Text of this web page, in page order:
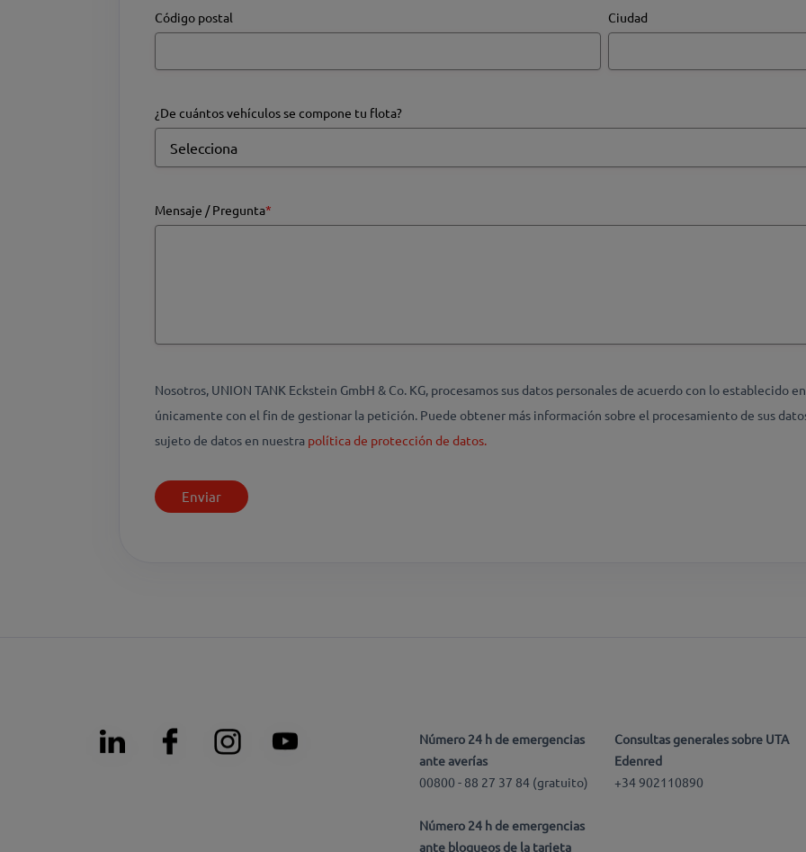
Código postal Ciudad
¿De cuántos vehículos se compone tu flota?
Mensaje / Pregunta*
Nosotros, UNION TANK Eckstein GmbH & Co. KG, procesamos sus datos personales de acuerdo con lo establecido
únicamente con el fin de gestionar la petición. Puede obtener más información sobre el procesamiento de sus
sujeto de datos en nuestra política de protección de datos.
Número 24 h de emergencias
ante averías
00800 - 88 27 37 84 (gratuito)
Número 24 h de emergencias
ante bloqueos de la tarjeta
Consultas generales sobre UTA
Edenred
+34 902110890